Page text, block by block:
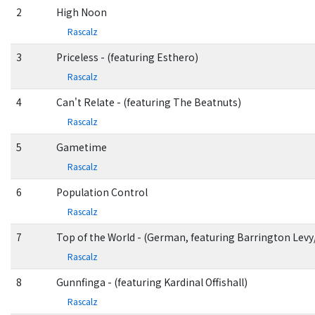
2 High Noon
Rascalz
3 Priceless - (featuring Esthero)
Rascalz
4 Can't Relate - (featuring The Beatnuts)
Rascalz
5 Gametime
Rascalz
6 Population Control
Rascalz
7 Top of the World - (German, featuring Barrington
Rascalz
8 Gunnfinga - (featuring Kardinal Offishall)
Rascalz